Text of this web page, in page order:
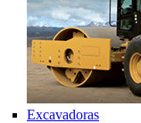
Excavadoras